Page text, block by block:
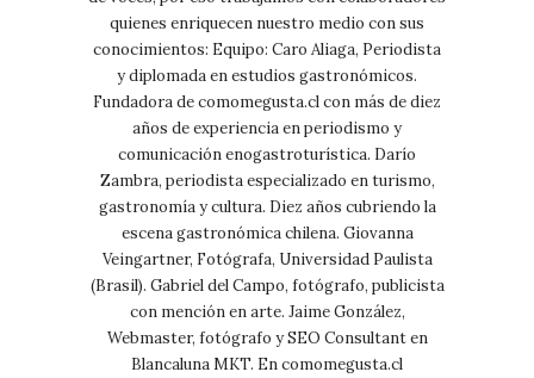
quienes enriquecen nuestro medio con sus
conocimientos: Equipo: Caro Aliaga, Periodista
y diplomada en estudios gastronómicos.
Fundadora de comomegusta.cl con más de diez
años de experiencia en periodismo y
comunicación enogastroturística. Darío
Zambra, periodista especializado en turismo,
gastronomía y cultura. Diez años cubriendo la
escena gastronómica chilena. Giovanna
Veingartner, Fotógrafa, Universidad Paulista
(Brasil). Gabriel del Campo, fotógrafo, publicista
con mención en arte. Jaime González,
Webmaster, fotógrafo y SEO Consultant en
Blancaluna MKT. En comomegusta.cl